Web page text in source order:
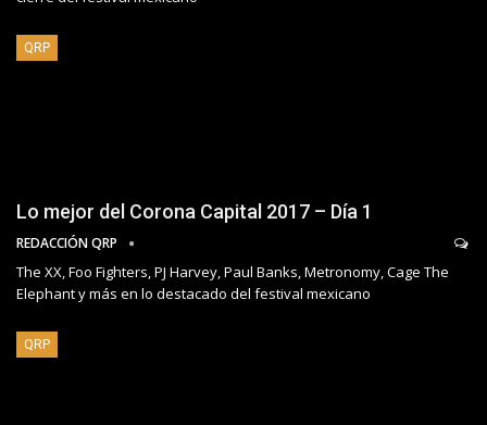
QRP
Lo mejor del Corona Capital 2017 – Día 1
REDACCIÓN QRP
The XX, Foo Fighters, PJ Harvey, Paul Banks, Metronomy, Cage The
Elephant y más en lo destacado del festival mexicano
QRP